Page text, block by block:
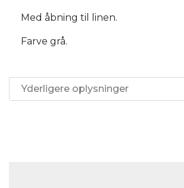
Med åbning til linen.
Farve grå.
Yderligere oplysninger